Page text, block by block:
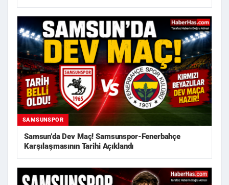
SAMSUNSPOR
Samsun’da Dev Maç! Samsunspor-Fenerbahçe
Karşılaşmasının Tarihi Açıklandı